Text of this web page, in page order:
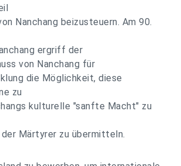
Nanchang beizusteuern. Am 90.
ergriff der
von Nanchang für
die Möglichkeit, diese
zu
kulturelle "sanfte Macht" zu
Märtyrer zu übermitteln.